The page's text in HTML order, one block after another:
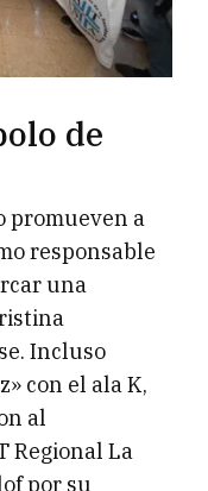
de
promueven a
responsable
una
Incluso
con el ala K,
al
Regional La
por su